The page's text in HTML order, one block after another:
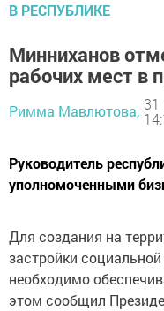
В РЕСПУБЛИКЕ
Минниханов
рабочих мест в
Римма Мавлютова, 31
Руководитель
уполномоченными
Для создания на
застройки
необходимо
этом сообщил